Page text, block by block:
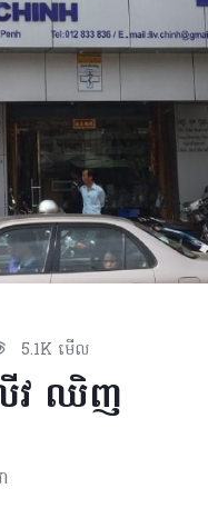
5.1K មើល
លីវ ឈិញ